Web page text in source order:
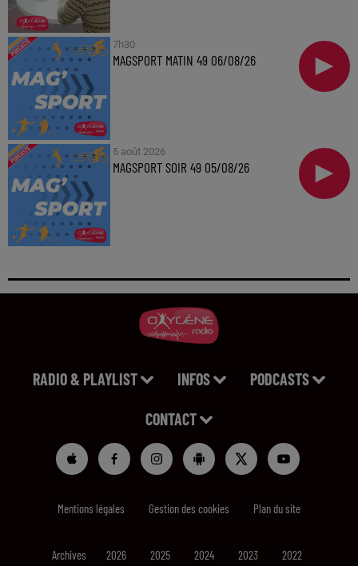
7h30
MAGSPORT MATIN 49 06/08/26
5 août 2026
MAGSPORT SOIR 49 05/08/26
RADIO & PLAYLIST INFOS PODCASTS
CONTACT
Mentions légales Gestion des cookies Plan du site
Archives 2026 2025 2024 2023 2022